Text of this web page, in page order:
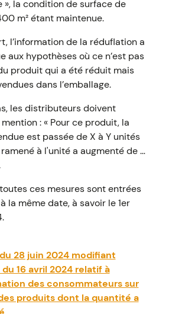
», la condition de surface de
m² étant maintenue.
l’information de la réduflation a
aux hypothèses où ce n’est pas
produit qui a été réduit mais
dans l’emballage.
les distributeurs doivent
: « Pour ce produit, la
est passée de X à Y unités
à l'unité a augmenté de …
ces mesures sont entrées
la même date, à savoir le 1er
28 juin 2024 modifiant
16 avril 2024 relatif à
des consommateurs sur
produits dont la quantité a